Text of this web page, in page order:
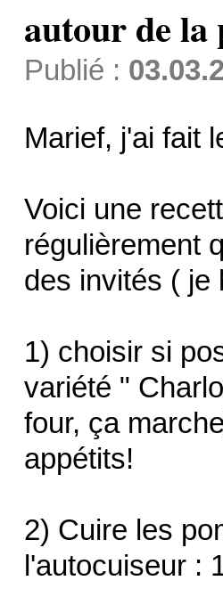
autour de la
Publié :
Marief, j'ai fait
Voici une
régulièrement
des invités ( je
1) choisir si
variété "
four, ça
appétits!
2) Cuire les
l'autocuiseur :